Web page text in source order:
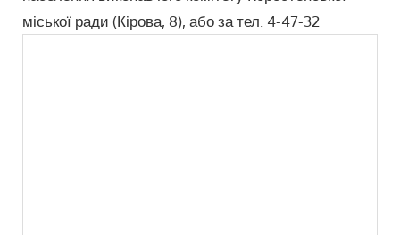
міської ради (Кірова, 8), або за тел. 4-47-32